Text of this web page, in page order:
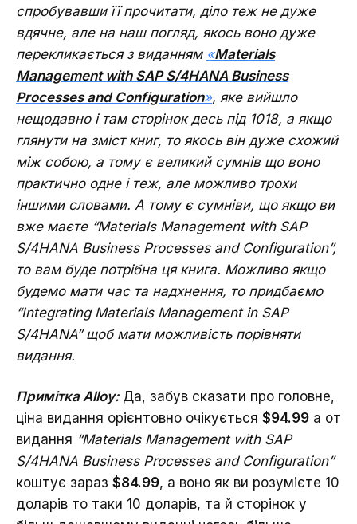
спробувавши її прочитати, діло теж не дуже
вдячне, але на наш погляд, якось воно дуже
перекликається з виданням «Materials
Management with SAP S/4HANA Business
Processes and Configuration», яке вийшло
нещодавно і там сторінок десь під 1018, а якщо
глянути на зміст книг, то якось він дуже схожий
між собою, а тому є великий сумнів що воно
практично одне і теж, але можливо трохи
іншими словами. А тому є сумніви, що якщо ви
вже маєте “Materials Management with SAP
S/4HANA Business Processes and Configuration”,
то вам буде потрібна ця книга. Можливо якщо
будемо мати час та надхнення, то придбаємо
“Integrating Materials Management in SAP
S/4HANA” щоб мати можливість порівняти
видання.
Примітка Alloy: Да, забув сказати про головне,
ціна видання орієнтовно очікується $94.99 а от
видання “Materials Management with SAP
S/4HANA Business Processes and Configuration”
коштує зараз $84.99, а воно як ви розумієте 10
доларів то таки 10 доларів, та й сторінок у
Зворотній зв'язок
Зворотній зв'язок